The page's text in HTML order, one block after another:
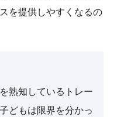
を提供しやすくなるの
熟知しているトレー
どもは限界を分かっ